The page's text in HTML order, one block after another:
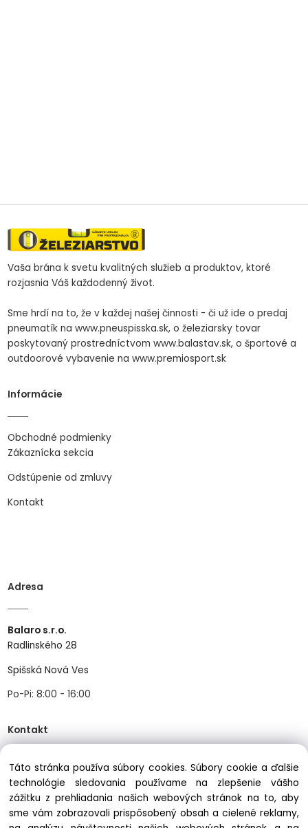
Vaša brána k svetu kvalitných služieb a produktov, ktoré
rozjasnia Váš každodenný život.
Sme hrdí na to, že v každej našej činnosti - či už ide o predaj
pneumatík na www.pneuspisska.sk, o železiarsky tovar
poskytovaný prostredníctvom www.balastav.sk, o športové a
outdoorové vybavenie na www.premiosport.sk
Informácie
Obchodné podmienky
Zákaznícka sekcia
Odstúpenie od zmluvy
Kontakt
Adresa
Balaro s.r.o.
Radlinského 28
Spišská Nová Ves
Po-Pi: 8:00 - 16:00
Kontakt
Tel:+421534466489
Mail:info@balastav.sk
Táto stránka používa súbory cookies. Súbory cookie a ďalšie
technológie sledovania používame na zlepšenie vášho
zážitku z prehliadania našich webových stránok na to, aby
sme vám zobrazovali prispôsobený obsah a cielené reklamy,